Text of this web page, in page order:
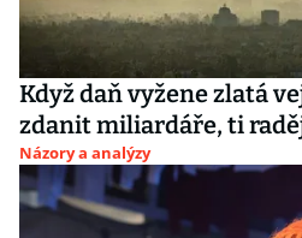
Když daň vyžene zlatá
zdanit miliardáře, ti
Názory a analýzy